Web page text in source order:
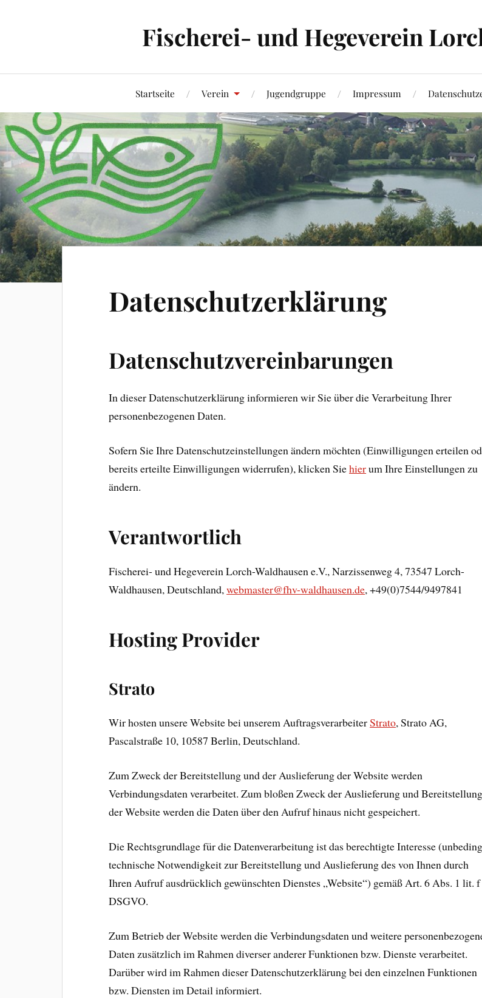
Fischerei- und Hegeverein
Startseite Verein Jugendgruppe Impressum
Datenschutzerklärung
Datenschutzvereinbarungen
In dieser Datenschutzerklärung informieren wir Sie über die Verarbeitung Ihrer
personenbezogenen Daten.
Sofern Sie Ihre Datenschutzeinstellungen ändern möchten (Einwilligungen erteilen
bereits erteilte Einwilligungen widerrufen), klicken Siehierum Ihre Einstellungen zu
ändern.
Verantwortlich
Fischerei- und Hegeverein Lorch-Waldhausen e.V., Narzissenweg 4, 73547 Lorch-
Waldhausen, Deutschland,webmaster@fhv-waldhausen.de, +49(0)7544/9497841
Hosting Provider
Strato
Wir hosten unsere Website bei unserem AuftragsverarbeiterStrato, Strato AG,
Pascalstraße 10, 10587 Berlin, Deutschland.
Zum Zweck der Bereitstellung und der Auslieferung der Website werden
Verbindungsdaten verarbeitet. Zum bloßen Zweck der Auslieferung und Bereitstellung
der Website werden die Daten über den Aufruf hinaus nicht gespeichert.
Die Rechtsgrundlage für die Datenverarbeitung ist das berechtigte Interesse
technische Notwendigkeit zur Bereitstellung und Auslieferung des von Ihnen durch
Ihren Aufruf ausdrücklich gewünschten Dienstes „Website“) gemäß Art. 6 Abs. 1 lit. f
DSGVO.
Zum Betrieb der Website werden die Verbindungsdaten und weitere
Daten zusätzlich im Rahmen diverser anderer Funktionen bzw. Dienste verarbeitet.
Darüber wird im Rahmen dieser Datenschutzerklärung bei den einzelnen Funktionen
bzw. Diensten im Detail informiert.